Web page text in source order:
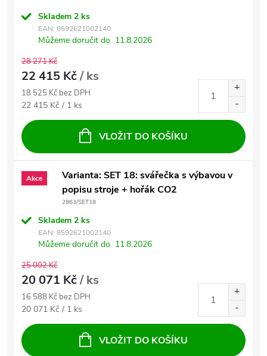
Skladem 2 ks
EAN: 8592621002140
Můžeme doručit do 11.8.2026
28 271 Kč
22 415 Kč/ ks
18 525 Kč bez DPH
Měrná cena:
22 415 Kč / 1 ks
VLOŽIT DO KOŠÍKU
Akce
Varianta: SET 18: svářečka s výbavou v
popisu stroje + hořák CO2
2863/SET18
Skladem 2 ks
EAN: 8592621002140
Můžeme doručit do 11.8.2026
25 002 Kč
20 071 Kč/ ks
16 588 Kč bez DPH
Měrná cena:
20 071 Kč / 1 ks
VLOŽIT DO KOŠÍKU